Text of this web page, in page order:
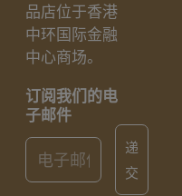
品店位于香港
中环国际金融
中心商场。
订阅我们的电
子邮件
Email 递
交